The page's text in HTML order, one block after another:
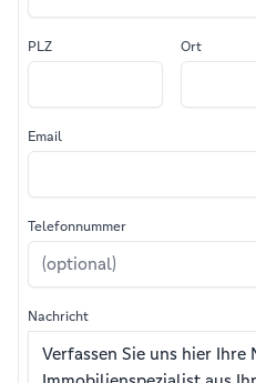
PLZ Ort
Email
Telefonnummer
Nachricht